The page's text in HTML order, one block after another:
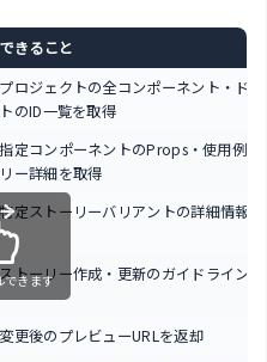
できること
プロジェクトの全コンポーネント・ド
トのID一覧を取得
指定コンポーネントのProps・使用例・
リー詳細を取得
特定ストーリーバリアントの詳細情報
ストーリー作成・更新のガイドライン
変更後のプレビューURLを返却
できます